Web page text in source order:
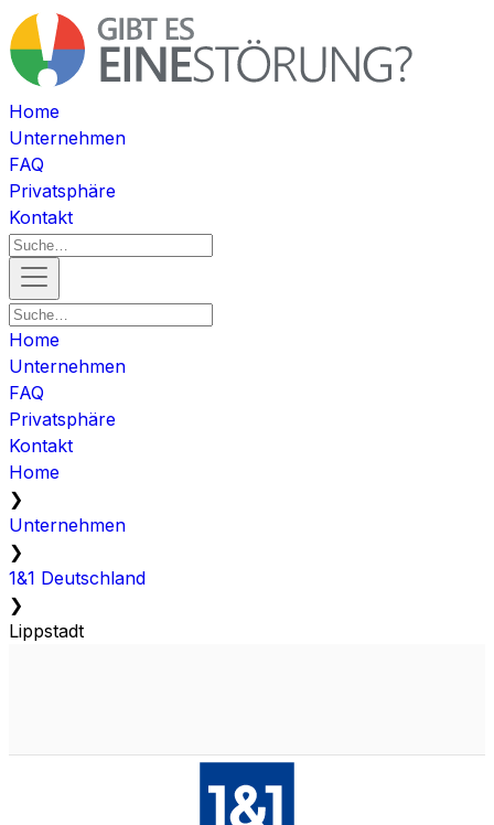
Home
Unternehmen
FAQ
Privatsphäre
Kontakt
Home
Unternehmen
FAQ
Privatsphäre
Kontakt
Home
❯
Unternehmen
❯
1&1 Deutschland
❯
Lippstadt